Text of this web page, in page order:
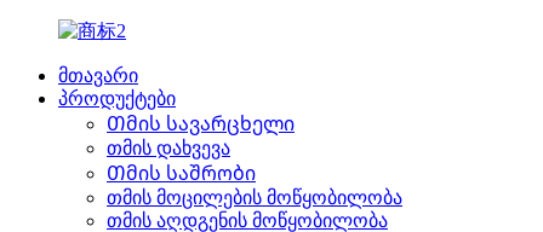
მთავარი
პროდუქტები
Თმის სავარცხელი
თმის დახვევა
Თმის საშრობი
თმის მოცილების მოწყობილობა
თმის აღდგენის მოწყობილობა